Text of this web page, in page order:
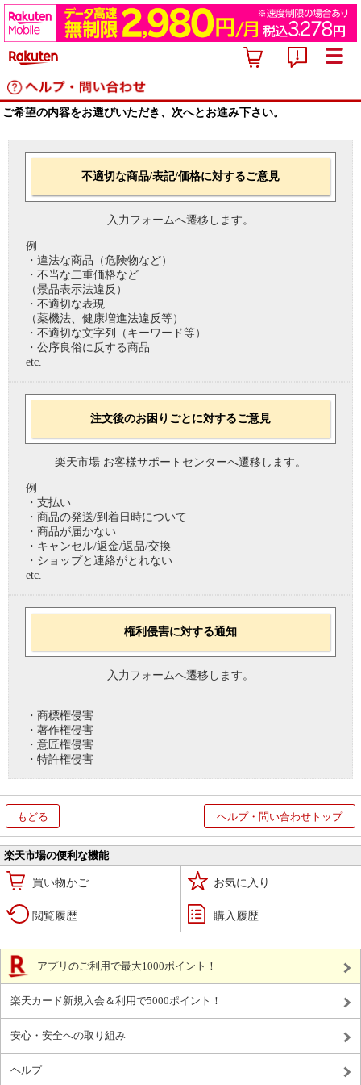
ご希望の内容をお選びいただき、次へとお進み下さい。
不適切な商品/表記/価格に対するご意見
入力フォームへ遷移します。
例
・違法な商品（危険物など）
・不当な二重価格など
（景品表示法違反）
・不適切な表現
（薬機法、健康増進法違反等）
・不適切な文字列（キーワード等）
・公序良俗に反する商品
etc.
注文後のお困りごとに対するご意見
楽天市場 お客様サポートセンターへ遷移します。
例
・支払い
・商品の発送/到着日時について
・商品が届かない
・キャンセル/返金/返品/交換
・ショップと連絡がとれない
etc.
権利侵害に対する通知
入力フォームへ遷移します。
・商標権侵害
・著作権侵害
・意匠権侵害
・特許権侵害
もどる ヘルプ・問い合わせトップ
楽天市場の便利な機能
買い物かご お気に入り
閲覧履歴 購入履歴
アプリのご利用で最大1000ポイント！
楽天カード新規入会＆利用で5000ポイント！
安心・安全への取り組み
ヘルプ